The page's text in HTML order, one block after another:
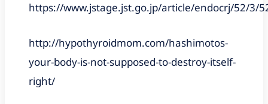
https://www.jstage.jst.go.jp/article/endocrj/52/3/
http://hypothyroidmom.com/hashimotos-
your-body-is-not-supposed-to-destroy-itself-
right/